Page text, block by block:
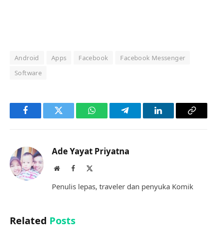
Android Apps Facebook
Facebook Messenger
Software
FacebookTwitter WhatsAppTelegramLinkedInCopy
Ade Yayat Priyatna
WebsiteFacebook
Penulis lepas, traveler dan penyuka Komik
Related Posts